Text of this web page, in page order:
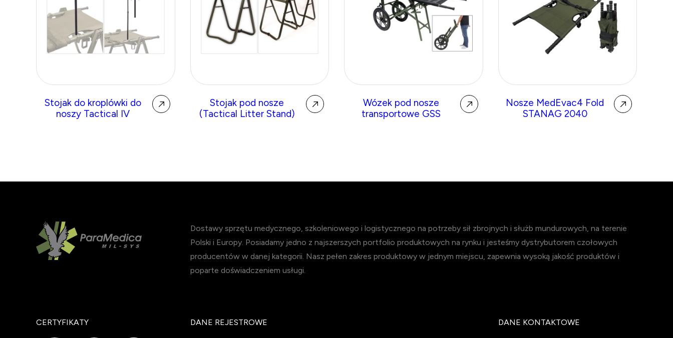
Stojak do kroplówki do
noszy Tactical IV
Stojak pod nosze
(Tactical Litter Stand)
Wózek pod nosze
transportowe GSS
Nosze MedEvac4 Fold
STANAG 2040
Dostawy sprzętu medycznego, szkoleniowego i logistycznego na potrzeby sił zbrojnych i służb mundurowych, na terenie
Polski i Europy. Posiadamy jedno z najszerszych portfolio produktowych na rynku i jesteśmy dystrybutorem czołowych
producentów w danej kategorii. Nasz pełen zakres produktowy w jednym miejscu, zapewnia wysoką jakość produktów i
poparte doświadczeniem usługi.
CERTYFIKATY DANE REJESTROWE DANE KONTAKTOWE